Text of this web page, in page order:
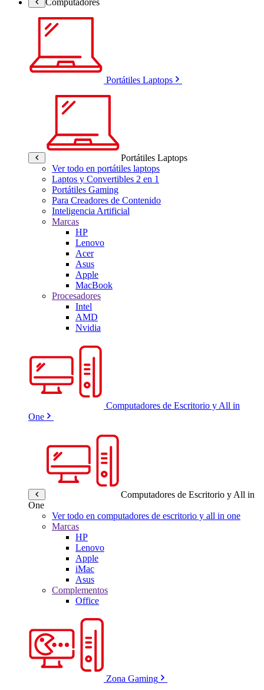
Portátiles Laptops
Portátiles Laptops
Ver todo en portátiles laptops
Laptos y Convertibles 2 en 1
Portátiles Gaming
Para Creadores de Contenido
Inteligencia Artificial
Marcas
HP
Lenovo
Acer
Asus
Apple
MacBook
Procesadores
Intel
AMD
Nvidia
Computadores de Escritorio y All in
One
Computadores de Escritorio y All in
One
Ver todo en computadores de escritorio y all in one
Marcas
HP
Lenovo
Apple
iMac
Asus
Complementos
Office
Zona Gaming